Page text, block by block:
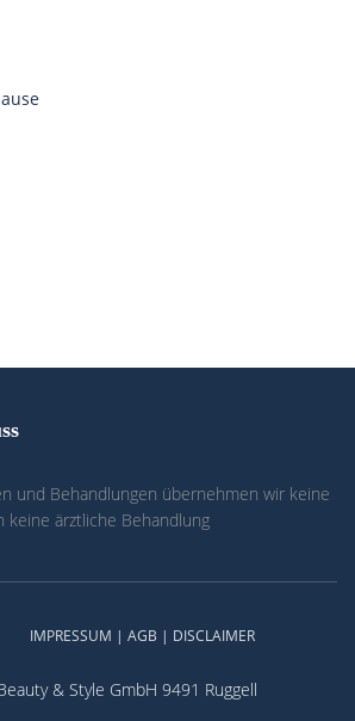
und Behandlungen übernehmen wir keine
keine ärztliche Behandlung
IMPRESSUM | AGB | DISCLAIMER
& Style GmbH 9491 Ruggell